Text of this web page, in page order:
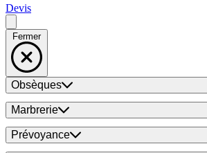
Devis
Fermer
Obsèques
Marbrerie
Prévoyance